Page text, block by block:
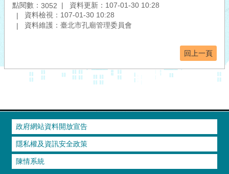
點閱數： 3052
資料更新：107-01-30 10:28
資料檢視：107-01-30 10:28
資料維護：臺北市孔廟管理委員會
回上一頁
政府網站資料開放宣告
隱私權及資訊安全政策
陳情系統